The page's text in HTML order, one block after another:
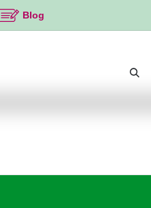
Blog